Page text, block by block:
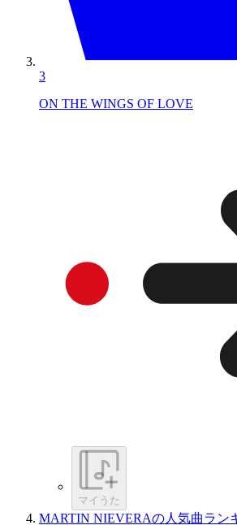
3
ON THE WINGS OF LOVE
マイうた
MARTIN NIEVERAの人気曲ラン